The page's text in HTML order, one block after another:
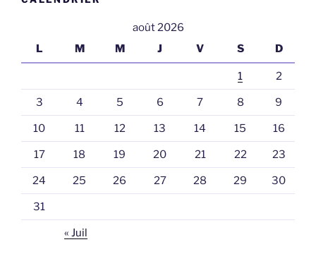
août 2026
L
M M J V S D
1 2
3 4 5 6 7 8 9
10 11 12 13 14 15 16
17 18 19 20 21 22 23
24 25 26 27 28 29 30
31
« Juil